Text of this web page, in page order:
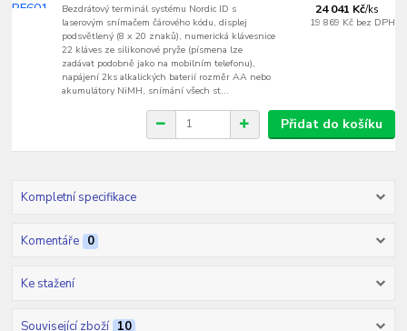
Bezdrátový terminál systému Nordic ID s
laserovým snímačem čárového kódu, displej
podsvětlený (8 x 20 znaků), numerická klávesnice
22 kláves ze silikonové pryže (písmena lze
zadávat podobně jako na mobilním telefonu),
napájení 2ks alkalických baterií rozměr AA nebo
akumulátory NiMH, snímání všech st...
24 041 Kč/ks
19 869 Kč bez DPH
Přidat do košíku
Kompletní specifikace
Komentáře 0
Ke stažení
Související zboží 10